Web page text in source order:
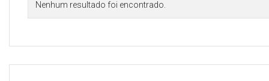
Nenhum resultado foi encontrado.